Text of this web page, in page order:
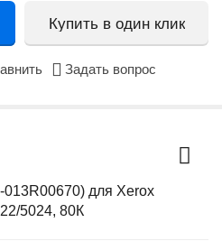
Купить в один клик
Задать вопрос
для Xerox
5024, 80К